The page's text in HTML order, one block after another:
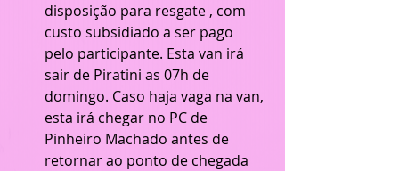
disposição para resgate , com
custo subsidiado a ser pago
pelo participante. Esta van irá
sair de Piratini as 07h de
domingo. Caso haja vaga na van,
esta irá chegar no PC de
Pinheiro Machado antes de
retornar ao ponto de chegada